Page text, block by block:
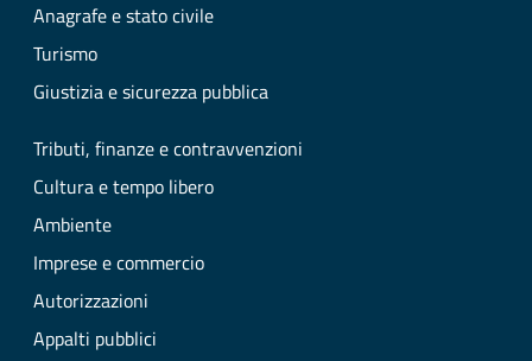
Anagrafe e stato civile
Turismo
Giustizia e sicurezza pubblica
Tributi, finanze e contravvenzioni
Cultura e tempo libero
Ambiente
Imprese e commercio
Autorizzazioni
Appalti pubblici